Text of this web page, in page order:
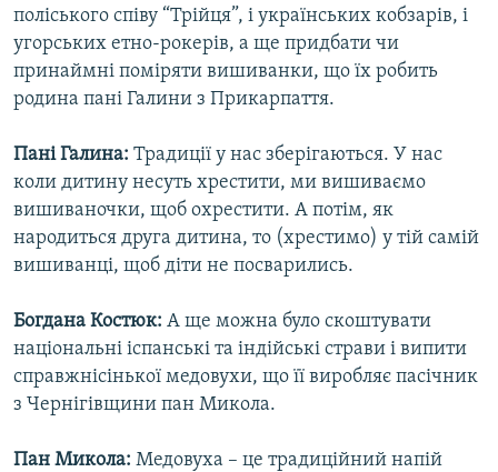
поліського співу “Трійця”, і українських кобзарів, і
угорських етно-рокерів, а ще придбати чи
принаймні поміряти вишиванки, що їх робить
родина пані Галини з Прикарпаття.
Пані Галина: Традиції у нас зберігаються. У нас
коли дитину несуть хрестити, ми вишиваємо
вишиваночки, щоб охрестити. А потім, як
народиться друга дитина, то (хрестимо) у тій самій
вишиванці, щоб діти не посварились.
Богдана Костюк: А ще можна було скоштувати
національні іспанські та індійські страви і випити
справжнісінької медовухи, що її виробляє пасічник
з Чернігівщини пан Микола.
Пан Микола: Медовуха – це традиційний напій